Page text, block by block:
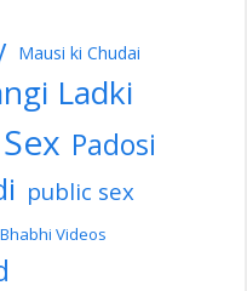
Mausi ki Chudai
Ladki
Padosi
public sex
Videos